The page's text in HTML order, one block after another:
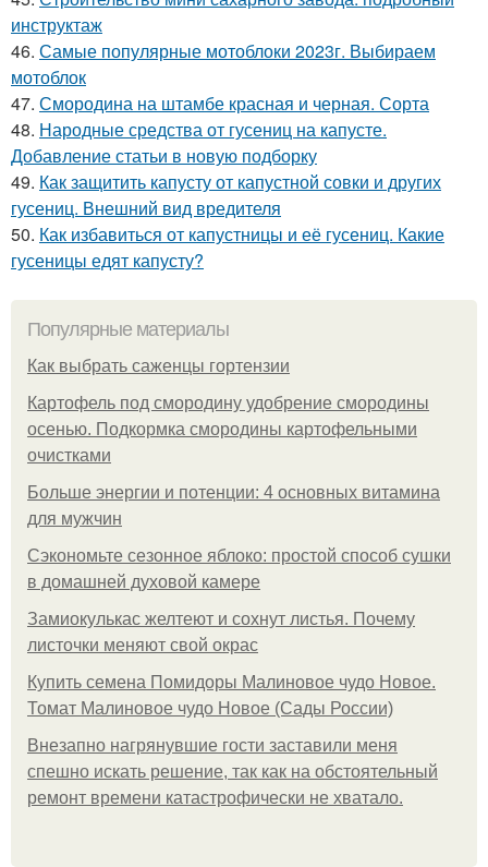
инструктаж
46. Самые популярные мотоблоки 2023г. Выбираем
мотоблок
47. Смородина на штамбе красная и черная. Сорта
48. Народные средства от гусениц на капусте.
Добавление статьи в новую подборку
49. Как защитить капусту от капустной совки и других
гусениц. Внешний вид вредителя
50. Как избавиться от капустницы и её гусениц. Какие
гусеницы едят капусту?
Популярные материалы
Как выбрать саженцы гортензии
Картофель под смородину удобрение смородины
осенью. Подкормка смородины картофельными
очистками
Больше энергии и потенции: 4 основных витамина
для мужчин
Сэкономьте сезонное яблоко: простой способ сушки
в домашней духовой камере
Замиокулькас желтеют и сохнут листья. Почему
листочки меняют свой окрас
Купить семена Помидоры Малиновое чудо Новое.
Томат Малиновое чудо Новое (Сады России)
Внезапно нагрянувшие гости заставили меня
спешно искать решение, так как на обстоятельный
ремонт времени катастрофически не хватало.